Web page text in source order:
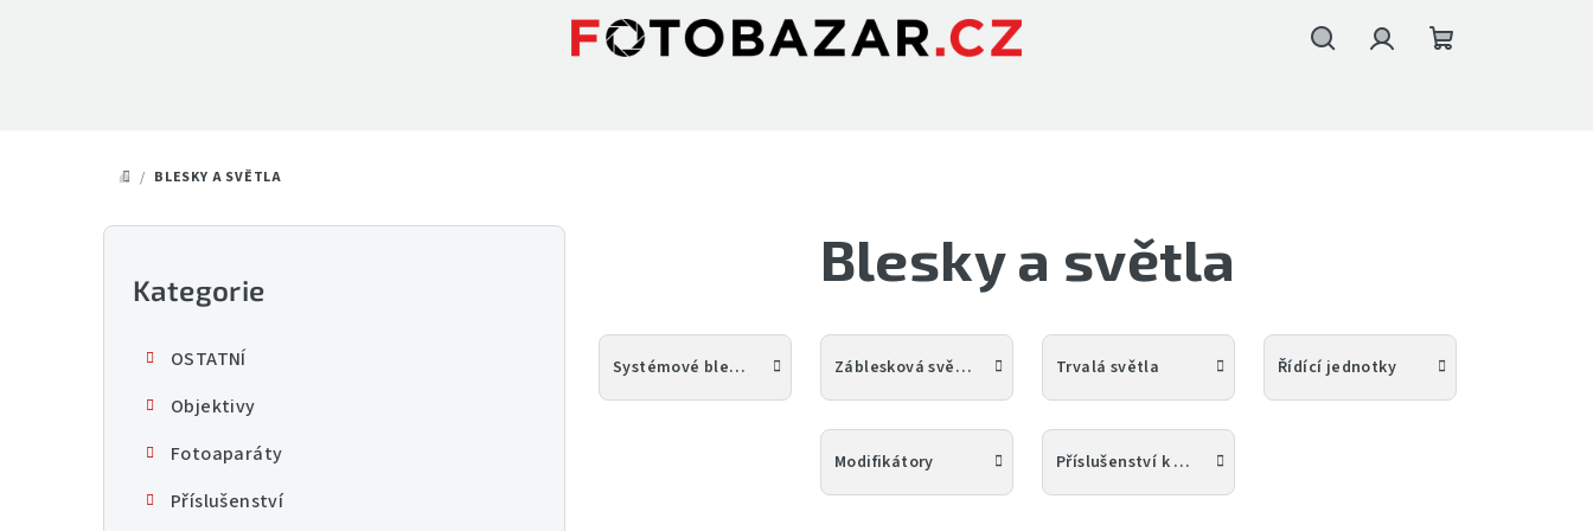
DOMŮ
/ BLESKY A SVĚTLA
P
Přeskočit
kategorie
Kategorie
OSTATNÍ
Objektivy
Fotoaparáty
Příslušenství
Blesky a světla
Systémové blesky Záblesková světla Trvalá světla Řídící jednotky
Modifikátory Příslušenství k bleskům